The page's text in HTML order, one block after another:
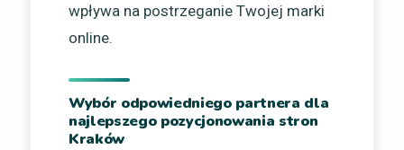
wpływa na postrzeganie Twojej marki
online.
Wybór odpowiedniego partnera dla
najlepszego pozycjonowania stron
Kraków